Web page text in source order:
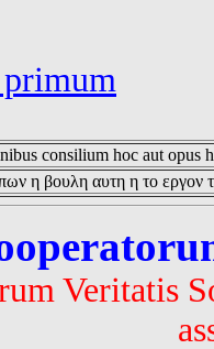
consilium hoc aut opus
η βουλη αυτη η το εργον
Veritatis